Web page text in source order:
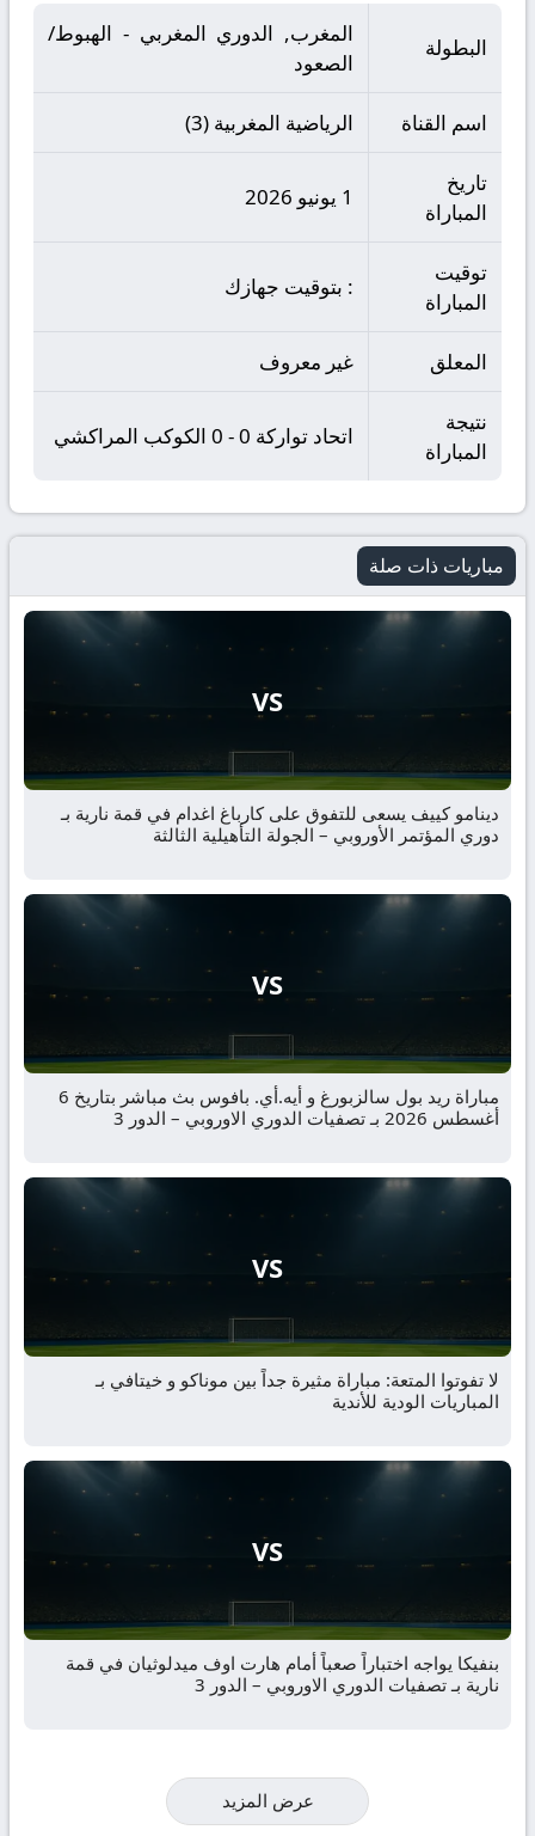
البطولة
المغرب, الدوري المغربي - الهبوط/
الصعود
اسم القناة الرياضية المغربية (3)
تاريخ
المباراة
1 يونيو 2026
توقيت
المباراة
: بتوقيت جهازك
المعلق غير معروف
نتيجة
المباراة
اتحاد تواركة 0 - 0 الكوكب المراكشي
مباريات ذات صلة
VS
دينامو كييف يسعى للتفوق على كارباغ اغدام في قمة نارية بـ
دوري المؤتمر الأوروبي – الجولة التأهيلية الثالثة
VS
مباراة ريد بول سالزبورغ و أيه.أي. بافوس بث مباشر بتاريخ 6
أغسطس 2026 بـ تصفيات الدوري الاوروبي – الدور 3
VS
لا تفوتوا المتعة: مباراة مثيرة جداً بين موناكو و خيتافي بـ
المباريات الودية للأندية
VS
بنفيكا يواجه اختباراً صعباً أمام هارت اوف ميدلوثيان في قمة
نارية بـ تصفيات الدوري الاوروبي – الدور 3
عرض المزيد